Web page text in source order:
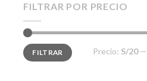
FILTRAR POR PRECIO
Precio
mínimo
Precio
máximo
FILTRAR Precio: S/20—